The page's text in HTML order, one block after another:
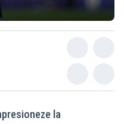
la